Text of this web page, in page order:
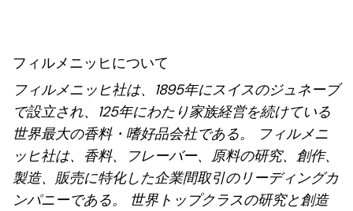
フィルメニッヒについて
フィルメニッヒ社は、1895年にスイスのジュネーブ
で設立され、125年にわたり家族経営を続けている
世界最大の香料・嗜好品会社である。 フィルメニ
ッヒ社は、香料、フレーバー、原料の研究、創作、
製造、販売に特化した企業間取引のリーディングカ
ンパニーである。 世界トップクラスの研究と創造